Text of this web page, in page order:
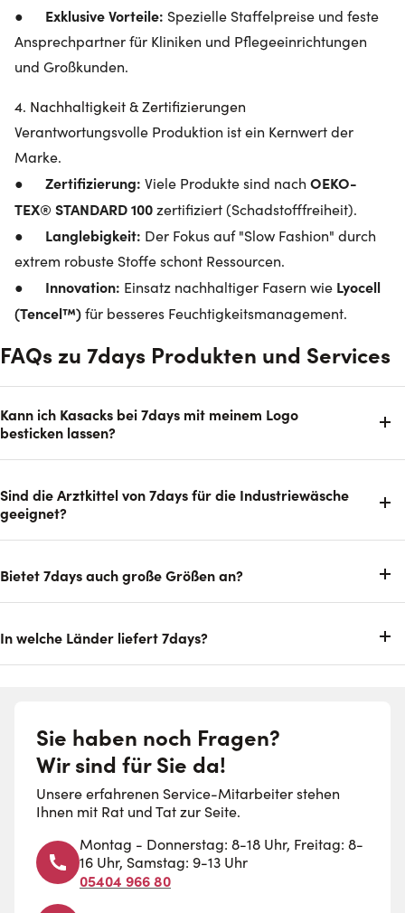
● Exklusive Vorteile: Spezielle Staffelpreise und feste
Ansprechpartner für Kliniken und Pflegeeinrichtungen
und Großkunden.
4. Nachhaltigkeit & Zertifizierungen
Verantwortungsvolle Produktion ist ein Kernwert der
Marke.
● Zertifizierung: Viele Produkte sind nach OEKO-
TEX® STANDARD 100zertifiziert (Schadstofffreiheit).
● Langlebigkeit: Der Fokus auf "Slow Fashion" durch
extrem robuste Stoffe schont Ressourcen.
● Innovation: Einsatz nachhaltiger Fasern wie Lyocell
(Tencel™)für besseres Feuchtigkeitsmanagement.
FAQs zu 7days Produkten und Services
Kann ich Kasacks bei 7days mit meinem Logo
besticken lassen?
Sind die Arztkittel von 7days für die Industriewäsche
geeignet?
Bietet 7days auch große Größen an?
In welche Länder liefert 7days?
Sie haben noch Fragen?
Wir sind für Sie da!
Unsere erfahrenen Service-Mitarbeiter stehen
Ihnen mit Rat und Tat zur Seite.
Montag - Donnerstag: 8-18 Uhr, Freitag: 8-
16 Uhr, Samstag: 9-13 Uhr
05404 966 80